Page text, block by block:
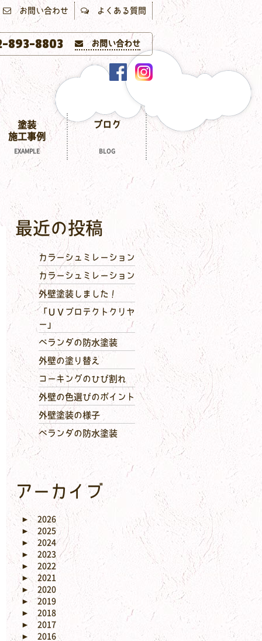
お問い合わせ よくある質問
893-8803 お問い合わせ
EXAMPLE
塗装
施工事例
BLOG
ブログ
最近の投稿
カラーシュミレーション
カラーシュミレーション
外壁塗装しました！
「ＵＶプロテクトクリヤ
ー」
ベランダの防水塗装
外壁の塗り替え
コーキングのひび割れ
外壁の色選びのポイント
外壁塗装の様子
ベランダの防水塗装
アーカイブ
► 2026
► 2025
►
2024
►
2023
►
2022
►2021
► 2020
► 2019
►
2018
►
2017
►
2016